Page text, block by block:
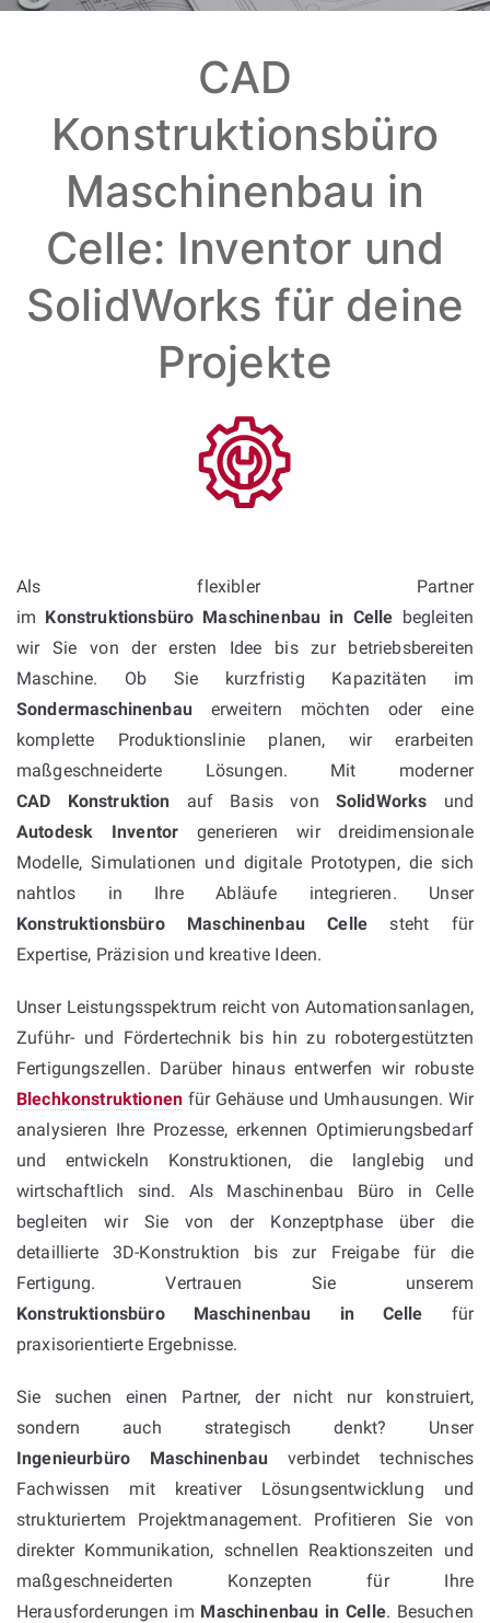
CAD
Konstruktionsbüro
Maschinenbau in
Celle: Inventor und
SolidWorks für deine
Projekte
Als flexibler Partner
im Konstruktionsbüro Maschinenbau in Celle begleiten
wir Sie von der ersten Idee bis zur betriebsbereiten
Maschine. Ob Sie kurzfristig Kapazitäten im
Sondermaschinenbauerweitern möchten oder eine
komplette Produktionslinie planen, wir erarbeiten
maßgeschneiderte Lösungen. Mit moderner
CAD Konstruktion auf Basis von SolidWorks und
Autodesk Inventor generieren wir dreidimensionale
Modelle, Simulationen und digitale Prototypen, die sich
nahtlos in Ihre Abläufe integrieren. Unser
Konstruktionsbüro Maschinenbau Celle steht für
Expertise, Präzision und kreative Ideen.
Unser Leistungsspektrum reicht von Automationsanlagen,
Zuführ- und Fördertechnik bis hin zu robotergestützten
Fertigungszellen. Darüber hinaus entwerfen wir robuste
Blechkonstruktionen für Gehäuse und Umhausungen. Wir
analysieren Ihre Prozesse, erkennen Optimierungsbedarf
und entwickeln Konstruktionen, die langlebig und
wirtschaftlich sind. Als Maschinenbau Büro in Celle
begleiten wir Sie von der Konzeptphase über die
detaillierte 3D-Konstruktion bis zur Freigabe für die
Fertigung. Vertrauen Sie unserem
Konstruktionsbüro Maschinenbau in Celle für
praxisorientierte Ergebnisse.
Sie suchen einen Partner, der nicht nur konstruiert,
sondern auch strategisch denkt? Unser
Ingenieurbüro Maschinenbauverbindet technisches
Fachwissen mit kreativer Lösungsentwicklung und
strukturiertem Projektmanagement. Profitieren Sie von
direkter Kommunikation, schnellen Reaktionszeiten und
maßgeschneiderten Konzepten für Ihre
Herausforderungen im Maschinenbau in Celle. Besuchen